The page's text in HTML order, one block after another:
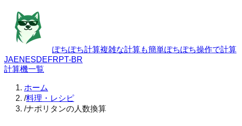
ぽちぽち計算複雑な計算も簡単ぽちぽち操作で計算
JAEN ESDEFRPT-BR
計算機一覧
ホーム
/料理・レシピ
/ナポリタンの人数換算